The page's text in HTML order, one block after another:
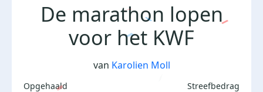
De marathon lopen
voor het KWF
van Karolien Moll
Opgehaald Streefbedrag